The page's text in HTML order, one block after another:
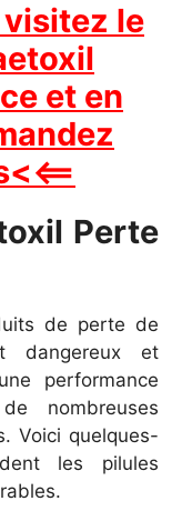
visitez le
et en
Perte
de perte de
dangereux et
performance
nombreuses
Voici quelques-
les pilules